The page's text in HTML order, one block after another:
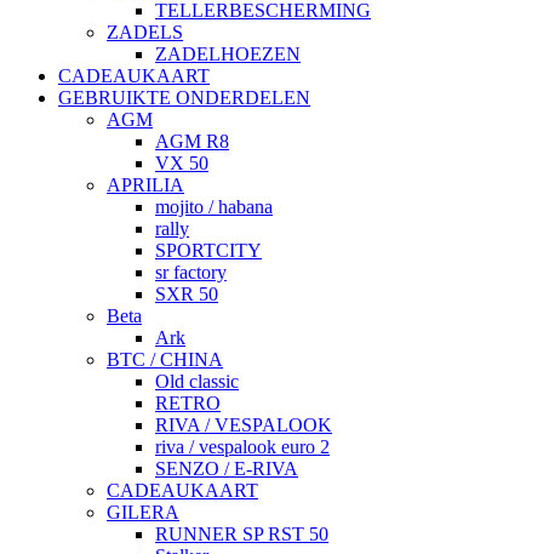
TELLERBESCHERMING
ZADELS
ZADELHOEZEN
CADEAUKAART
GEBRUIKTE ONDERDELEN
AGM
AGM R8
VX 50
APRILIA
mojito / habana
rally
SPORTCITY
sr factory
SXR 50
Beta
Ark
BTC / CHINA
Old classic
RETRO
RIVA / VESPALOOK
riva / vespalook euro 2
SENZO / E-RIVA
CADEAUKAART
GILERA
RUNNER SP RST 50